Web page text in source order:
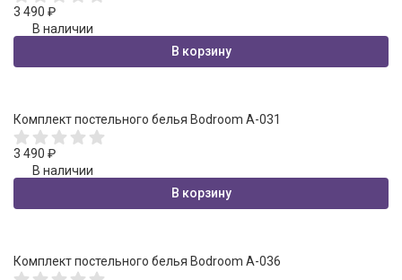
3 490 ₽
В наличии
В корзину
Комплект постельного белья Bodroom A-031
3 490 ₽
В наличии
В корзину
Комплект постельного белья Bodroom A-036